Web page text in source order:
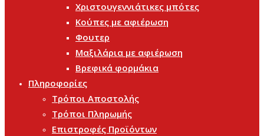
Χριστουγεννιάτικες μπότες
Κούπες με αφιέρωση
Φουτερ
Μαξιλάρια με αφιέρωση
Βρεφικά φορμάκια
Πληροφορίες
Τρόποι Αποστολής
Τρόποι Πληρωμής
Επιστροφές Προϊόντων